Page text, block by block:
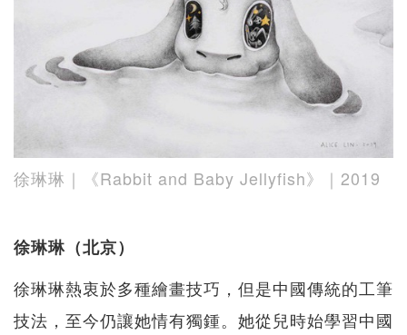
徐琳琳｜《Rabbit and Baby Jellyfish》｜2019
徐琳琳（北京）
徐琳琳熱衷於多種繪畫技巧，但是中國傳統的工筆
技法，至今仍讓她情有獨鍾。她從兒時始學習中國